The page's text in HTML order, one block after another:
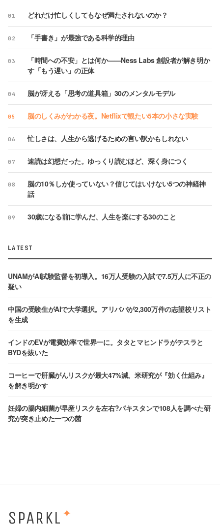
01 どれだけ忙しくしてもなぜ満たされないのか？
02 「手書き」が最強である科学的理由
03
「時間への不安」とは何か——Ness Labs 創設者が解き明か
す「もう遅い」の正体
04 脳が冴える「思考の道具箱」30のメンタルモデル
05 脳のしくみがわかる夜。Netflixで観たい5本の小さな実験
06 忙しさは、人生から逃げるための言い訳かもしれない
07 速読は幻想だった。ゆっくり読むほど、深く身につく
08
脳の10％しか使っていない？信じてはいけない5つの神経神
話
09 30歳になる前に学んだ、人生を楽にする30のこと
LATEST
UNAMがAI試験監督を初導入。16万人受験の入試で7.5万人に不正の
疑い
中国の受験生がAIで大学選択。アリババが2,300万件の志望校リスト
を生成
インドのEVが電費効率で世界一に。タタとマヒンドラがテスラと
BYDを抜いた
コーヒーで肝臓がんリスクが最大47%減。米研究が『効く仕組み』
を解き明かす
妊婦の腸内細菌が早産リスクを左右?パキスタンで108人を調べた研
究が突き止めた一つの菌
SPARKL ✦